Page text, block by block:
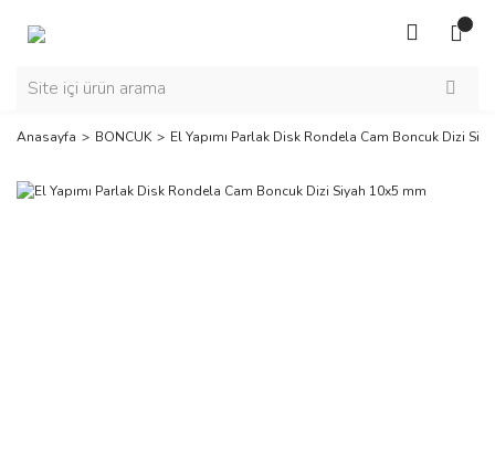
Anasayfa BONCUK El Yapımı Parlak Disk Rondela Cam Boncuk Dizi